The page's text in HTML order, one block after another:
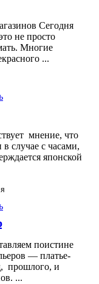
Сегодня
не просто
Многие
...
мнение, что
случае с часами,
японской
поистине
— платье-
прошлого, и
...